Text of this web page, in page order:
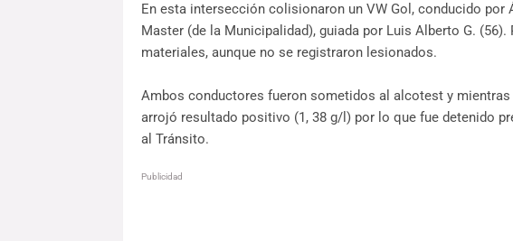
En esta intersección colisionaron un VW Gol, conducido por
Master (de la Municipalidad), guiada por Luis Alberto G.
materiales, aunque no se registraron lesionados.
Ambos conductores fueron sometidos al alcotest y mientras
arrojó resultado positivo (1, 38 g/l) por lo que fue detenido
al Tránsito.
Publicidad